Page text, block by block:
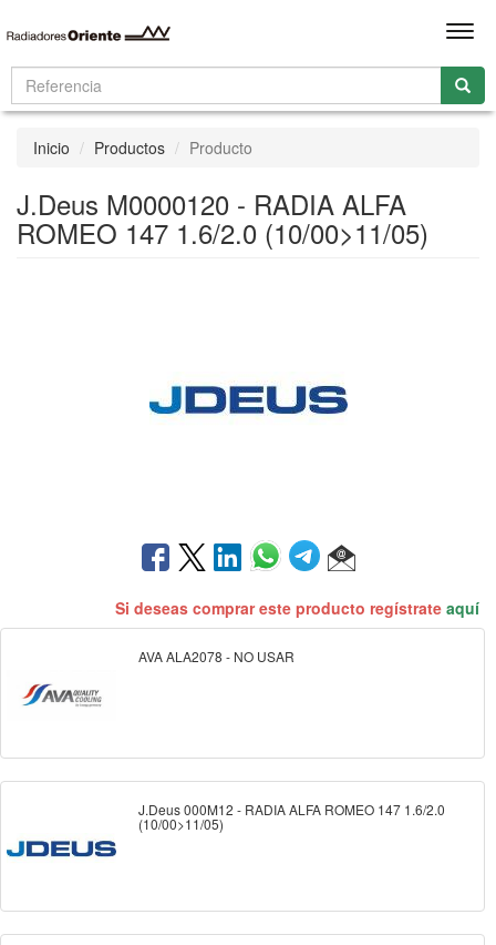
Inicio Productos Producto
J.Deus M0000120 - RADIA ALFA
ROMEO 147 1.6/2.0 (10/00>11/05)
Si deseas comprar este producto regístrate aquí
AVA ALA2078 - NO USAR
J.Deus 000M12 - RADIA ALFA ROMEO 147 1.6/2.0
(10/00>11/05)